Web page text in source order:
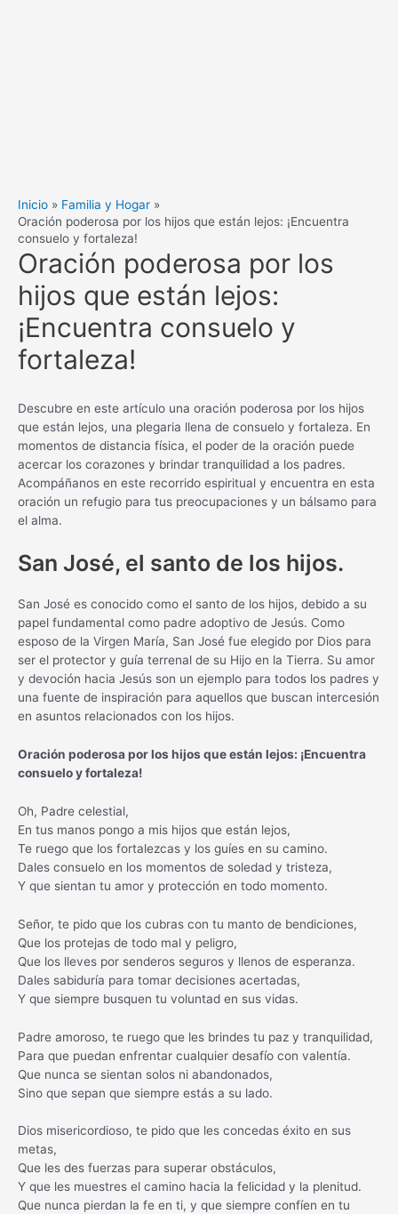
Inicio
Familia y Hogar
Oración poderosa por los hijos que están lejos: ¡Encuentra
consuelo y fortaleza!
Oración poderosa por los
hijos que están lejos:
¡Encuentra consuelo y
fortaleza!
Descubre en este artículo una oración poderosa por los hijos
que están lejos, una plegaria llena de consuelo y fortaleza. En
momentos de distancia física, el poder de la oración puede
acercar los corazones y brindar tranquilidad a los padres.
Acompáñanos en este recorrido espiritual y encuentra en esta
oración un refugio para tus preocupaciones y un bálsamo para
el alma.
San José, el santo de los hijos.
San José es conocido como el santo de los hijos, debido a su
papel fundamental como padre adoptivo de Jesús. Como
esposo de la Virgen María, San José fue elegido por Dios para
ser el protector y guía terrenal de su Hijo en la Tierra. Su amor
y devoción hacia Jesús son un ejemplo para todos los padres y
una fuente de inspiración para aquellos que buscan intercesión
en asuntos relacionados con los hijos.
Oración poderosa por los hijos que están lejos: ¡Encuentra
consuelo y fortaleza!
Oh, Padre celestial,
En tus manos pongo a mis hijos que están lejos,
Te ruego que los fortalezcas y los guíes en su camino.
Dales consuelo en los momentos de soledad y tristeza,
Y que sientan tu amor y protección en todo momento.
Señor, te pido que los cubras con tu manto de bendiciones,
Que los protejas de todo mal y peligro,
Que los lleves por senderos seguros y llenos de esperanza.
Dales sabiduría para tomar decisiones acertadas,
Y que siempre busquen tu voluntad en sus vidas.
Padre amoroso, te ruego que les brindes tu paz y tranquilidad,
Para que puedan enfrentar cualquier desafío con valentía.
Que nunca se sientan solos ni abandonados,
Sino que sepan que siempre estás a su lado.
Dios misericordioso, te pido que les concedas éxito en sus
metas,
Que les des fuerzas para superar obstáculos,
Y que les muestres el camino hacia la felicidad y la plenitud.
Que nunca pierdan la fe en ti, y que siempre confíen en tu